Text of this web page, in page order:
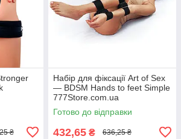
₴
Набір для фіксації Art of Sex
— BDSM Hands to feet Simple
777Store.com.ua
Готово до відправки
432,65 ₴ 636,25 ₴